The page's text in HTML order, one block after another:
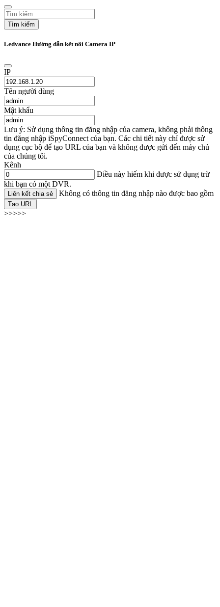
Tìm kiếm
Ledvance Hướng dẫn kết nối Camera IP
IP
Tên người dùng
Mật khẩu
Lưu ý: Sử dụng thông tin đăng nhập của camera, không phải thông
tin đăng nhập iSpyConnect của bạn. Các chi tiết này chỉ được sử
dụng cục bộ để tạo URL của bạn và không được gửi đến máy chủ
của chúng tôi.
Kênh
Điều này hiếm khi được sử dụng trừ
khi bạn có một DVR.
Liên kết chia sẻ Không có thông tin đăng nhập nào được bao gồm
Tạo URL
>>>>>